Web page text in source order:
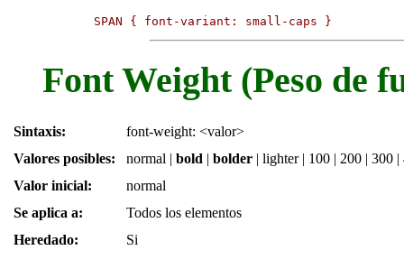
SPAN { font-variant: small-caps }
Font Weight (Peso de
Sintaxis:
font-weight: <valor>
Valores posibles:
normal | bold | bolder | lighter| 100 | 200 | 300 |
Valor inicial:
normal
Se aplica a:
Todos los elementos
Heredado:
Si